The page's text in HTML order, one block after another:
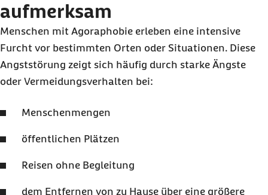
aufmerksam
Menschen mit Agoraphobie erleben eine intensive
Furcht vor bestimmten Orten oder Situationen. Diese
Angststörung zeigt sich häufig durch starke Ängste
oder Vermeidungsverhalten bei:
Menschenmengen
öffentlichen Plätzen
Reisen ohne Begleitung
dem Entfernen von zu Hause über eine größere